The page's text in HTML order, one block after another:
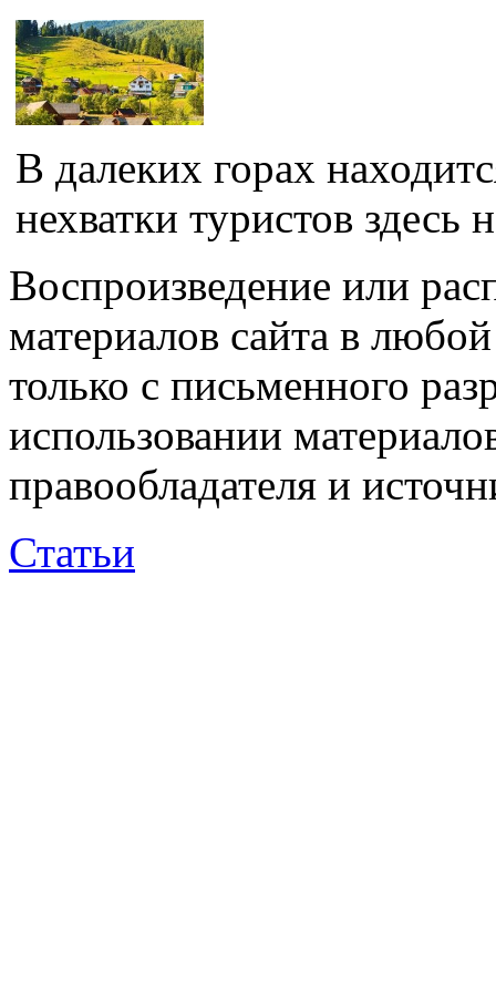
В далеких горах
нехватки туристов здесь
Воспроизведение или
материалов сайта в
только с письменного
использовании
правообладателя и
Статьи